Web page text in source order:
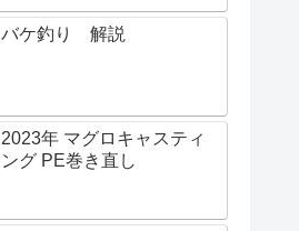
バケ釣り 解説
2023年 マグロキャスティ
ング PE巻き直し